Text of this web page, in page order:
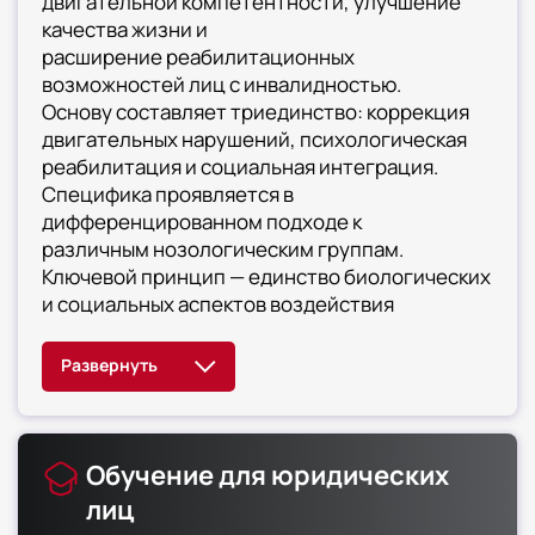
качества жизни и
расширение реабилитационных
возможностей лиц с инвалидностью.
Основу составляет триединство: коррекция
двигательных нарушений, психологическая
реабилитация и социальная интеграция.
Специфика проявляется в
дифференцированном подходе к
различным нозологическим группам.
Ключевой принцип — единство биологических
и социальных аспектов воздействия
Обучение для юридических
лиц